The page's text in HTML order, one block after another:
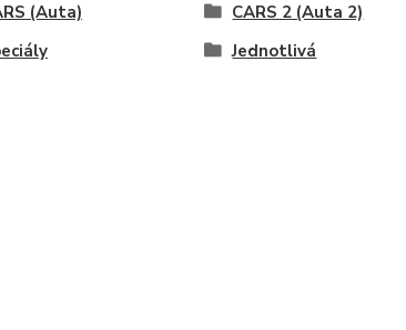
(Auta) CARS 2 (Auta 2)
Jednotlivá